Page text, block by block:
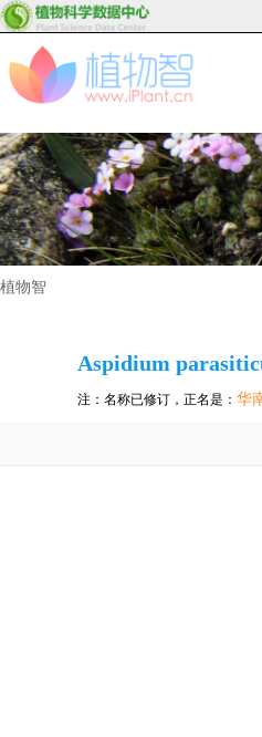
植物智
Aspidium
注：名称已修订，正名是： 华